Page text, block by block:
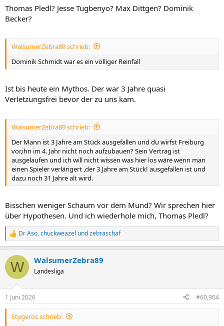
Thomas Pledl? Jesse Tugbenyo? Max Dittgen? Dominik
Becker?
WalsumerZebra89 schrieb:
Dominik Schmidt war es ein völliger Reinfall
Ist bis heute ein Mythos. Der war 3 Jahre quasi
Verletzungsfrei bevor der zu uns kam.
WalsumerZebra89 schrieb:
Der Mann ist 3 Jahre am Stück ausgefallen und du wirfst Freiburg
vor,ihn im 4. Jahr nicht noch aufzubauen? Sein Vertrag ist
ausgelaufen und ich will nicht wissen was hier los wäre wenn man
einen Spieler verlängert ,der 3 Jahre am Stück! ausgefallen ist und
dazu noch 31 Jahre alt wird.
Bisschen weniger Schaum vor dem Mund? Wir sprechen hier
über Hypothesen. Und ich wiederhole mich, Thomas Pledl?
R
e
k
i
e
n
Dr Aso,chuckweazel undzebraschaf
W WalsumerZebra89
Landesliga
1 Juni 2026 #60,904
Stygeros schrieb: